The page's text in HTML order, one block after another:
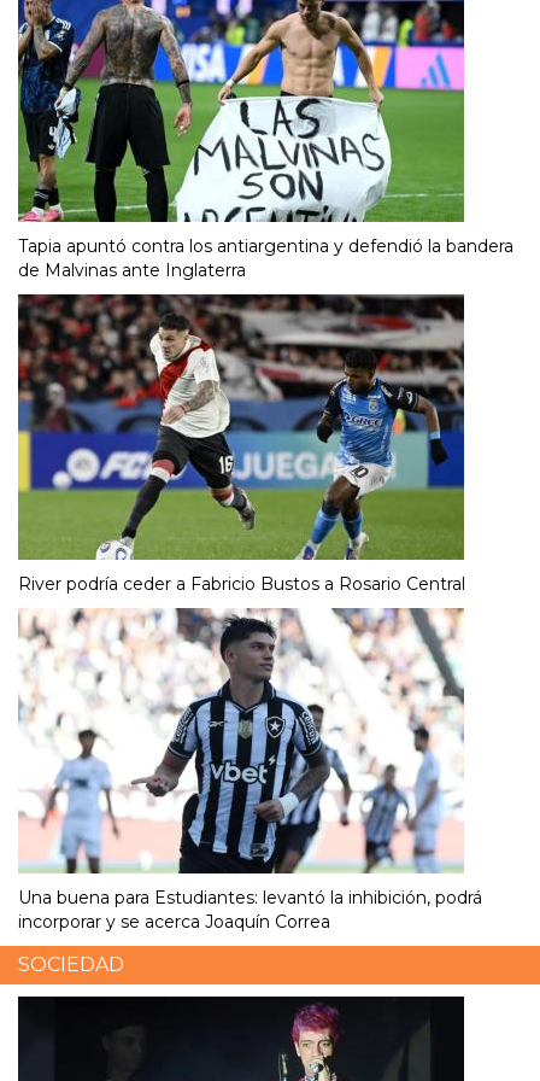
Tapia apuntó contra los antiargentina y defendió la bandera
de Malvinas ante Inglaterra
River podría ceder a Fabricio Bustos a Rosario Central
Una buena para Estudiantes: levantó la inhibición, podrá
incorporar y se acerca Joaquín Correa
SOCIEDAD